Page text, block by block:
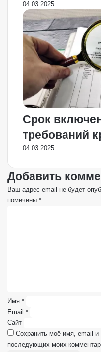
04.03.2025
Срок
требований
04.03.2025
Добавить
Ваш адрес email не будет
помечены *
р
и
й
*
Имя *
Email *
Сайт
Сохранить моё имя, email и
последующих моих